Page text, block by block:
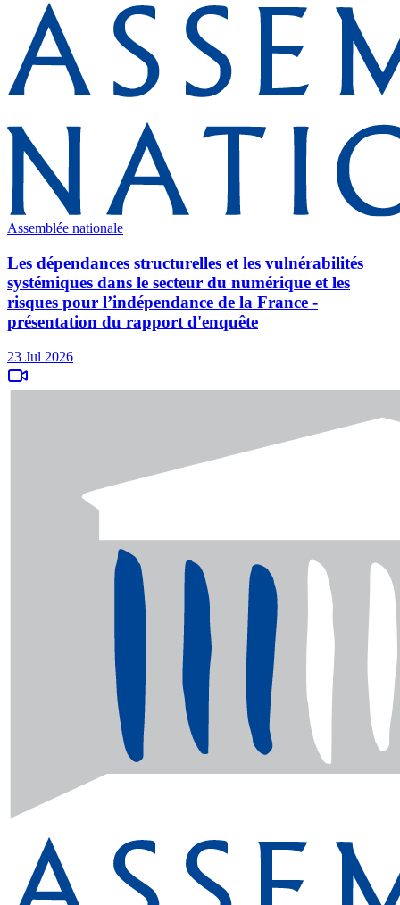
Assemblée nationale
Les dépendances structurelles et les vulnérabilités
systémiques dans le secteur du numérique et les
risques pour l’indépendance de la France -
présentation du rapport d'enquête
23 Jul 2026